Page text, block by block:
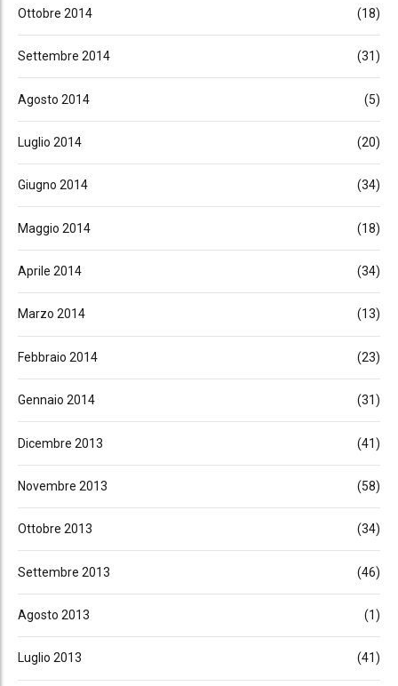
Ottobre 2014 (18)
Settembre 2014 (31)
Agosto 2014 (5)
Luglio 2014 (20)
Giugno 2014 (34)
Maggio 2014 (18)
Aprile 2014 (34)
Marzo 2014 (13)
Febbraio 2014 (23)
Gennaio 2014 (31)
Dicembre 2013 (41)
Novembre 2013 (58)
Ottobre 2013 (34)
Settembre 2013 (46)
Agosto 2013 (1)
Luglio 2013 (41)